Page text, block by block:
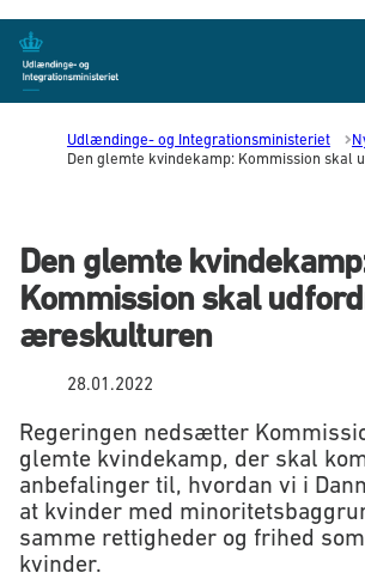
Gå til forsiden
Udlændinge- og Integrationsministeriet
Den glemte kvindekamp: Kommission skal
Den glemte
Kommission skal
æreskulturen
28.01.2022
Regeringen nedsætter
glemte kvindekamp, der skal
anbefalinger til, hvordan vi i
at kvinder med
samme rettigheder og frihed
kvinder.